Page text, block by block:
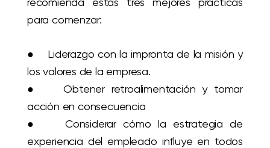
para comenzar:
● Liderazgo con la impronta de la misión y
los valores de la empresa.
● Obtener retroalimentación y tomar
acción en consecuencia
● Considerar cómo la estrategia de
experiencia del empleado influye en todos